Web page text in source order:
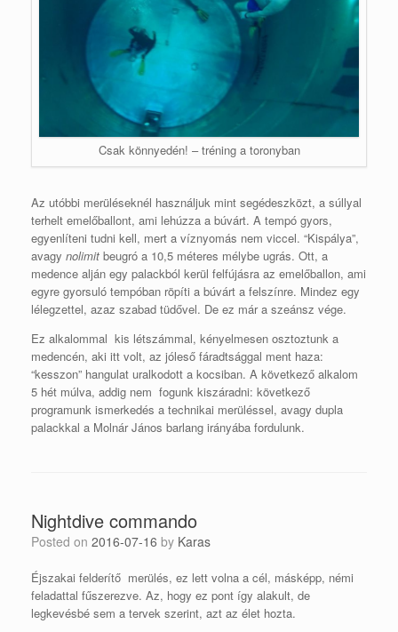
Csak könnyedén! – tréning a toronyban
Az utóbbi merüléseknél használjuk mint segédeszközt, a súllyal
terhelt emelőballont, ami lehúzza a búvárt. A tempó gyors,
egyenlíteni tudni kell, mert a víznyomás nem viccel. “Kispálya”,
avagy nolimit beugró a 10,5 méteres mélybe ugrás. Ott, a
medence alján egy palackból kerül felfújásra az emelőballon, ami
egyre gyorsuló tempóban röpíti a búvárt a felszínre. Mindez egy
lélegzettel, azaz szabad tüdővel. De ez már a szeánsz vége.
Ez alkalommal kis létszámmal, kényelmesen osztoztunk a
medencén, aki itt volt, az jóleső fáradtsággal ment haza:
“kesszon” hangulat uralkodott a kocsiban. A következő alkalom
5 hét múlva, addig nem fogunk kiszáradni: következő
programunk ismerkedés a technikai merüléssel, avagy dupla
palackkal a Molnár János barlang irányába fordulunk.
Nightdive commando
Posted on 2016-07-16 by Karas
Éjszakai felderítő merülés, ez lett volna a cél, másképp, némi
feladattal fűszerezve. Az, hogy ez pont így alakult, de
legkevésbé sem a tervek szerint, azt az élet hozta.